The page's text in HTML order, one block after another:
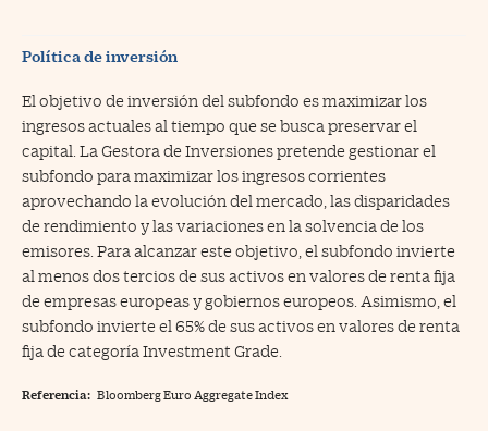
Política de inversión
El objetivo de inversión del subfondo es maximizar los
ingresos actuales al tiempo que se busca preservar el
capital. La Gestora de Inversiones pretende gestionar el
subfondo para maximizar los ingresos corrientes
aprovechando la evolución del mercado, las disparidades
de rendimiento y las variaciones en la solvencia de los
emisores. Para alcanzar este objetivo, el subfondo invierte
al menos dos tercios de sus activos en valores de renta fija
de empresas europeas y gobiernos europeos. Asimismo, el
subfondo invierte el 65% de sus activos en valores de renta
fija de categoría Investment Grade.
Referencia: Bloomberg Euro Aggregate Index